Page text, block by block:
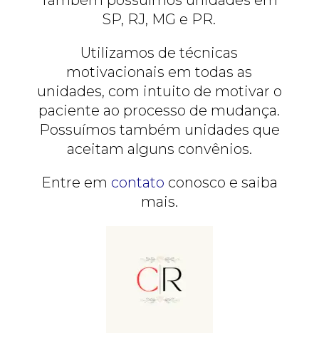
SP, RJ, MG e PR.
Utilizamos de técnicas
motivacionais em todas as
unidades, com intuito de motivar o
paciente ao processo de mudança.
Possuímos também unidades que
aceitam alguns convênios.
Entre em contato conosco e saiba
mais.